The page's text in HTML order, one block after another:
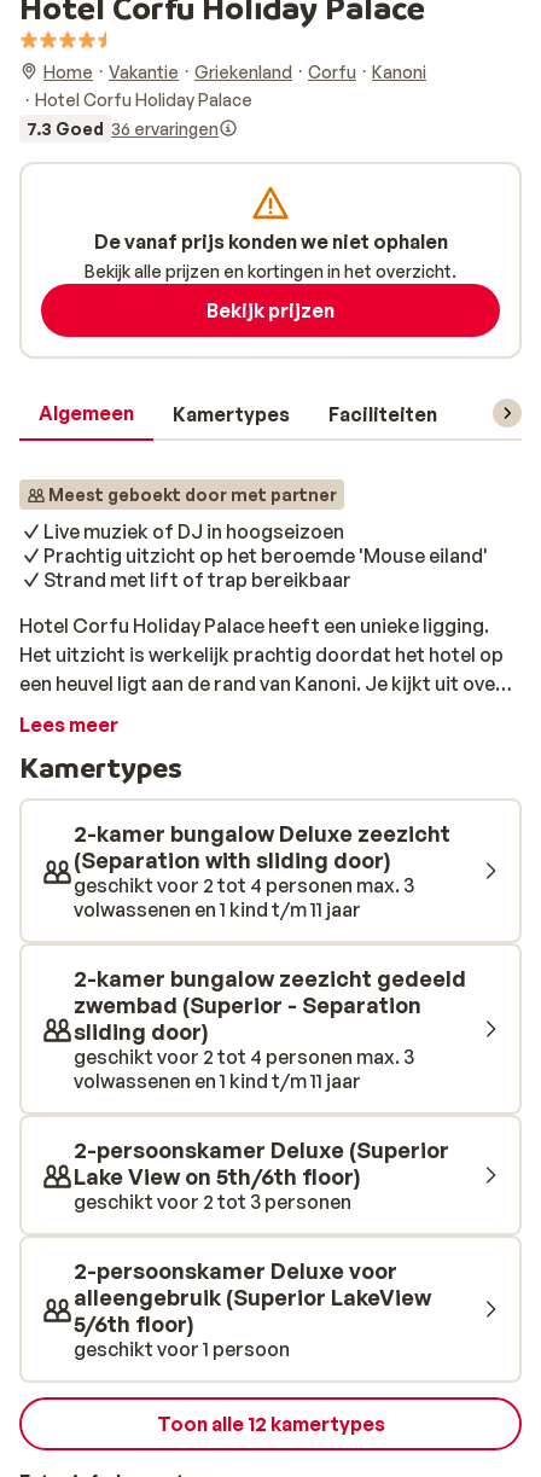
Home Vakantie Griekenland Corfu
Kanoni
Hotel Corfu Holiday Palace
7.3 Goed 36 ervaringen
Algemeen Kamertypes Faciliteiten
Meest geboekt door met partner
Live muziek of DJ in hoogseizoen
Prachtig uitzicht op het beroemde 'Mouse eiland'
Strand met lift of trap bereikbaar
Hotel Corfu Holiday Palace heeft een unieke ligging.
Het uitzicht is werkelijk prachtig doordat het hotel op
een heuvel ligt aan de rand van Kanoni. Je kijkt uit over
de zee en de lagune; werkelijk een plaatje. Via een lift of
gecreëerd, waardoor de zee zeer langzaam afloopt.
Het hotel biedt tal van faciliteiten onder meer twee
zwembaden, een sauna of wat dacht je van een heerlijke
massage? In het hoogseizoen is er 's avonds dagelijks
live muziek of een DJ. Dit hotel is met name populair
vanwege de ruime, goed verzorgde kamers en de
uitstekende keuken. Een aanrader is een bezoek aan
Corfu-Stad met pittoreske straatjes, gezellige
terrasjes en interessante bezienswaardigheden. De
bus stopt voor het hotel en binnen 15 minuten sta je in
hartje centrum. Ook mag Mouse eiland niet ontbreken
op je to-do-list, dat praktisch om de hoek ligt. Voor
circa €3,- word je er binnen een paar minuten met een
bootje naar toe gebracht. Dat wordt genieten op
Corfu!
Lees meer
Kamertypes
2-kamer bungalow Deluxe zeezicht
(Separation with sliding door)
geschikt voor 2 tot 4 personen max. 3
volwassenen en 1 kind t/m 11 jaar
2-kamer bungalow zeezicht gedeeld
zwembad (Superior - Separation
sliding door)
geschikt voor 2 tot 4 personen max. 3
volwassenen en 1 kind t/m 11 jaar
2-persoonskamer Deluxe (Superior
Lake View on 5th/6th floor)
geschikt voor 2 tot 3 personen
2-persoonskamer Deluxe voor
alleengebruik (Superior LakeView
5/6th floor)
geschikt voor 1 persoon
Toon alle 12 kamertypes
De vanaf prijs konden we niet ophalen
Bekijk alle prijzen en kortingen in het overzicht.
Bekijk prijzen